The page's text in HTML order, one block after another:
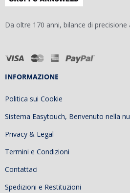
Da oltre 170 anni, bilance di precisione
INFORMAZIONE
Politica sui Cookie
Sistema Easytouch, Benvenuto nella
Privacy & Legal
Termini e Condizioni
Contattaci
Spedizioni e Restituzioni